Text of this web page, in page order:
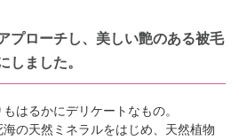
プローチし、美しい艶のある被毛
しました。
はるかにデリケートなもの。
の天然ミネラルをはじめ、天然植物